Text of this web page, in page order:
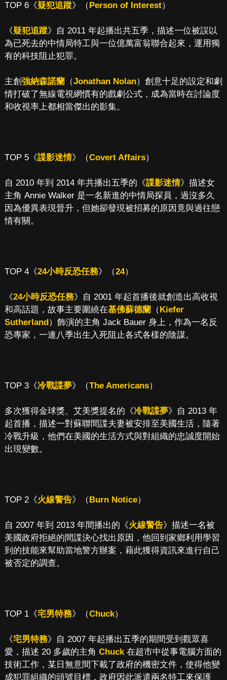
TOP 6《疑犯追蹤》（Person of Interest）
《疑犯追蹤》自 2011 年起播出共五季，描述一位被誤以
為已死去的中情局特工與一位億萬富翁聯合起來，運用獨
有的科技阻止犯罪。
主創強納森諾蘭（Jonathan Nolan）創意十足的設定和劇
情打破了無線電視網慣有的戲劇公式，成為當時在討論度
和收視率上都相當傑出的影集。
TOP 5《諜影迷情》（Covert Affairs）
自 2010 年到 2014 年共播出五季的《諜影迷情》描述女
主角 Annie Walker 是一名新進的中情局探員，過沒多久
因為優異表現晉升，但她卻發現被招募的原因竟與過往戀
情有關。
TOP 4《24小時反恐任務》（24）
《24小時反恐任務》自 2001 年起首播後就創造出高收視
和高話題，故事主要圍繞在基佛蘇德蘭（Kiefer
Sutherland）飾演的主角 Jack Bauer 身上，作為一名反
恐專家，一連八季出生入死阻止各式各樣的陰謀。
TOP 3《冷戰諜夢》（The Americans）
多次獲得金球獎、艾美獎提名的《冷戰諜夢》自 2013 年
起首播，描述一對蘇聯間諜夫妻被安排至美國生活，隨著
冷戰升級，他們在美國的生活方式與對組織的忠誠度開始
出現變數。
TOP 2《火線警告》（Burn Notice）
自 2007 年到 2013 年間播出的《火線警告》描述一名被
美國政府拒絕的間諜決心找出原因，他回到家鄉利用學習
到的技能來幫助當地警方辦案，藉此獲得資訊來進行自己
被否定的調查。
TOP 1《宅男特務》（Chuck）
《宅男特務》自 2007 年起播出五季的期間受到觀眾喜
愛，描述 20 多歲的主角 Chuck在超市中從事電腦方面的
技術工作，某日無意間下載了政府的機密文件，使得他變
成犯罪組織的頭號目標，政府因此派遣兩名特工來保護